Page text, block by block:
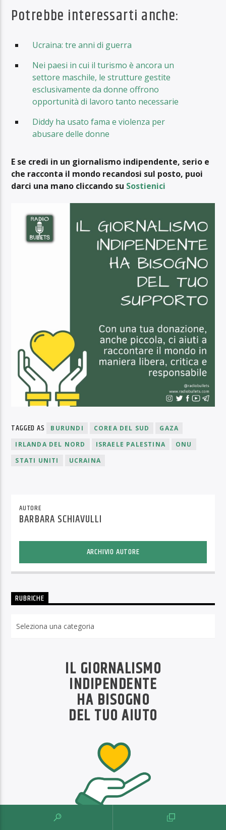
Potrebbe interessarti anche:
Ucraina: tre anni di guerra
Nei paesi in cui il turismo è ancora un
settore maschile, le strutture gestite
esclusivamente da donne offrono
opportunità di lavoro tanto necessarie
Diddy ha usato fama e violenza per
abusare delle donne
E se credi in un giornalismo indipendente, serio e
che racconta il mondo recandosi sul posto, puoi
darci una mano cliccando su Sostienici
TAGGED AS BURUNDI COREA DEL SUD
GAZA
IRLANDA DEL NORD
ISRAELE PALESTINA
ONU
STATI UNITI
UCRAINA
AUTORE
BARBARA SCHIAVULLI
ARCHIVIO AUTORE
RUBRICHE
IL GIORNALISMO
INDIPENDENTE
HA BISOGNO
DEL TUO AIUTO